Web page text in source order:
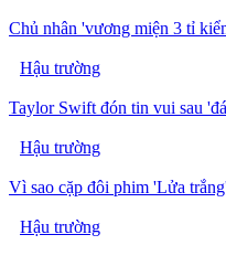
Chủ nhân 'vương miện 3 tỉ
Hậu trường
Taylor Swift đón tin vui sau
Hậu trường
Vì sao cặp đôi phim 'Lửa
Hậu trường